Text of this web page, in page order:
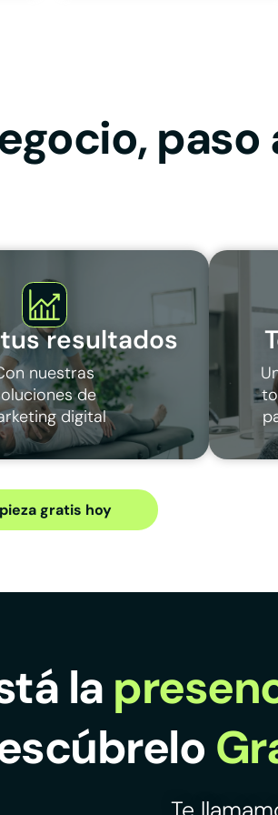
paso
resultados
nuestras
de
digital
gratis hoy
la